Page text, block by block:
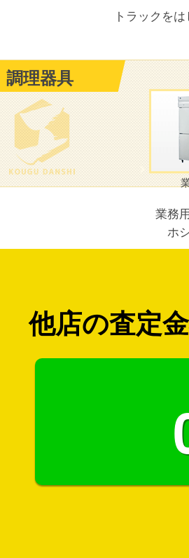
トラックを
調理器具
業務
ホ
他店の査定